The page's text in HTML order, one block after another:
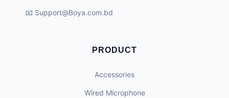
📧 Support@Boya.com.bd
PRODUCT
Accessories
Wired Microphone